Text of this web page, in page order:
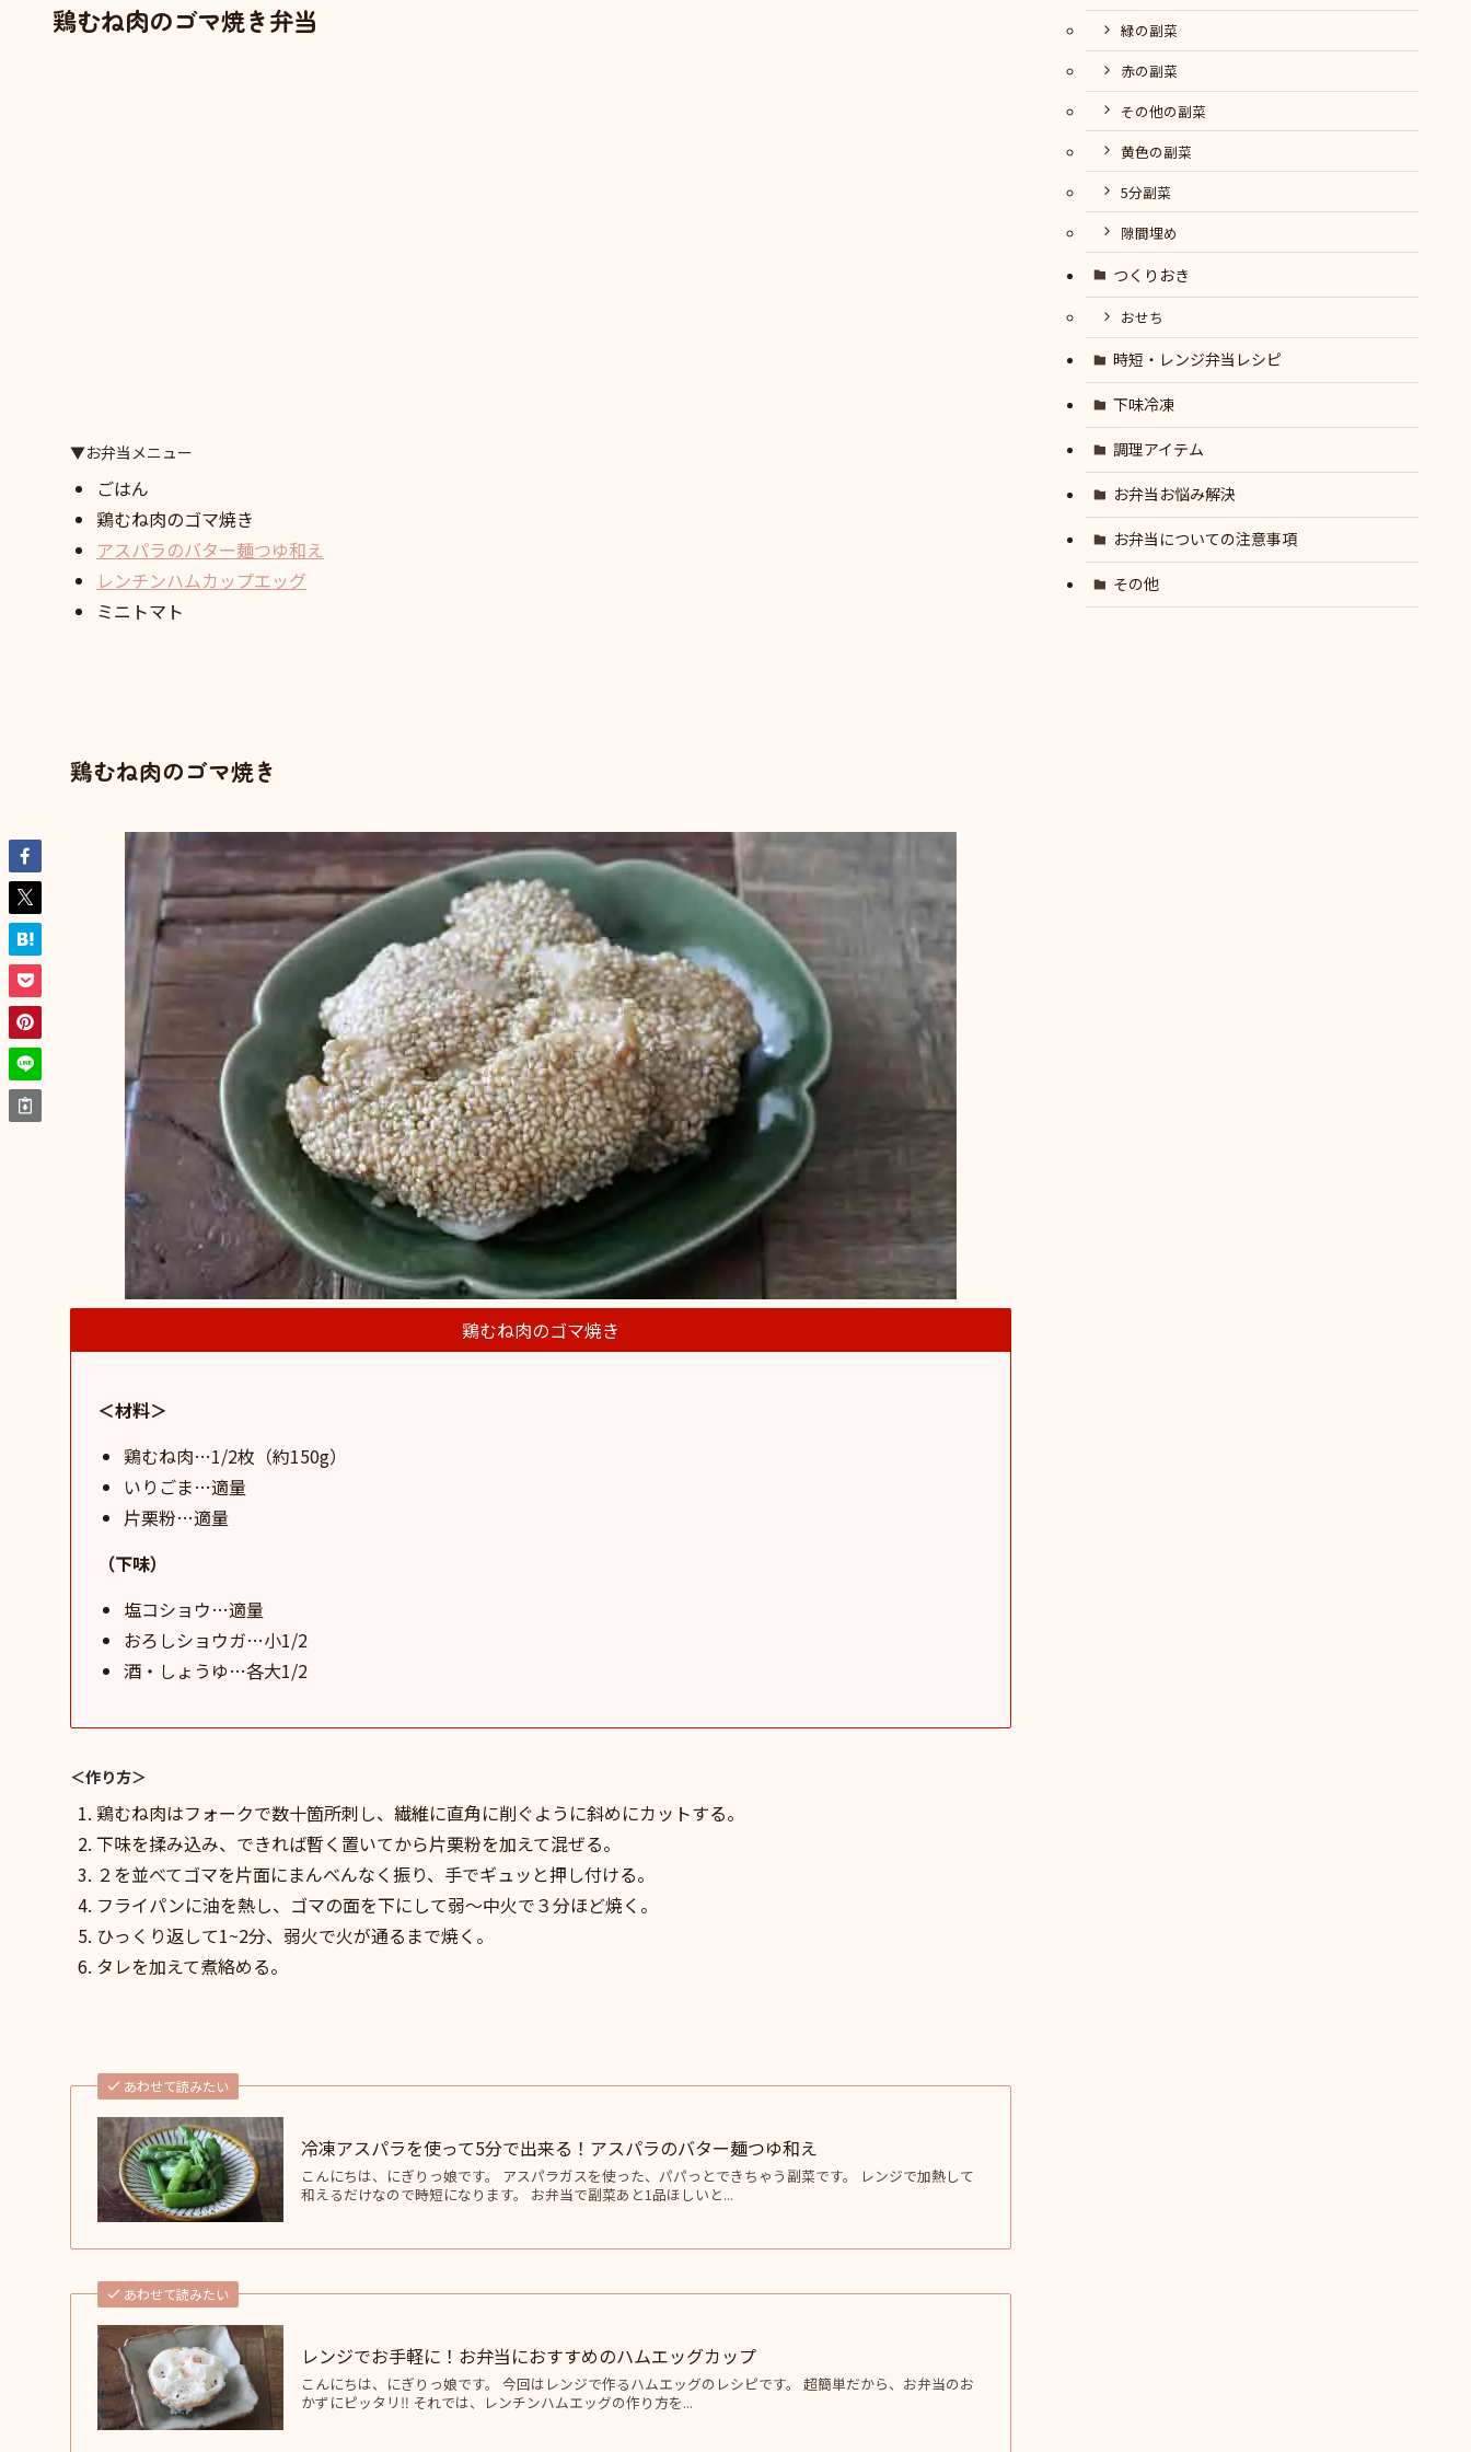
鶏むね肉のゴマ焼き弁当
▼お弁当メニュー
ごはん
鶏むね肉のゴマ焼き
アスパラのバター麺つゆ和え
レンチンハムカップエッグ
ミニトマト
鶏むね肉のゴマ焼き
鶏むね肉のゴマ焼き
＜材料＞
鶏むね肉…1/2枚（約150g）
いりごま…適量
片栗粉…適量
（下味）
塩コショウ…適量
おろしショウガ…小1/2
酒・しょうゆ…各大1/2
＜作り方＞
鶏むね肉はフォークで数十箇所刺し、繊維に直角に削ぐように斜めにカットする。
下味を揉み込み、できれば暫く置いてから片栗粉を加えて混ぜる。
２を並べてゴマを片面にまんべんなく振り、手でギュッと押し付ける。
フライパンに油を熱し、ゴマの面を下にして弱〜中火で３分ほど焼く。
ひっくり返して1~2分、弱火で火が通るまで焼く。
タレを加えて煮絡める。
あわせて読みたい
冷凍アスパラを使って5分で出来る！アスパラのバター麺つゆ和え
こんにちは、にぎりっ娘です。 アスパラガスを使った、パパっとできちゃう副菜です。 レンジで加熱して
和えるだけなので時短になります。 お弁当で副菜あと1品ほしいと...
あわせて読みたい
レンジでお手軽に！お弁当におすすめのハムエッグカップ
こんにちは、にぎりっ娘です。 今回はレンジで作るハムエッグのレシピです。 超簡単だから、お弁当のお
かずにピッタリ‼ それでは、レンチンハムエッグの作り方を...
緑の副菜
赤の副菜
その他の副菜
黄色の副菜
5分副菜
隙間埋め
つくりおき
おせち
時短・レンジ弁当レシピ
下味冷凍
調理アイテム
お弁当お悩み解決
お弁当についての注意事項
その他